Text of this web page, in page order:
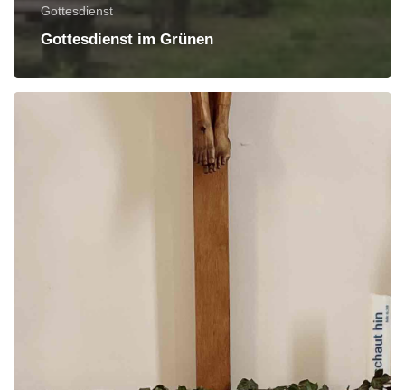
Gottesdienst
Gottesdienst im Grünen